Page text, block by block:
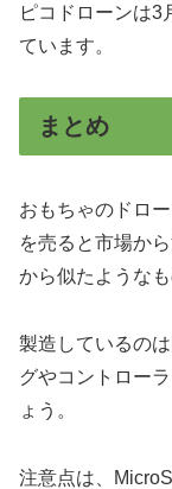
ピコドローンは3
ています。
まとめ
おもちゃのドロ
を売ると市場か
から似たような
製造しているの
グやコントロー
ょう。
注意点は、